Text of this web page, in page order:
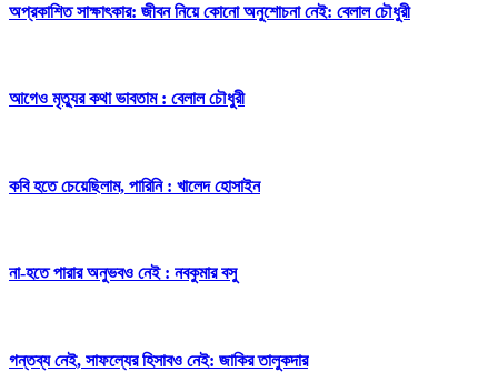
অপ্রকাশিত সাক্ষাৎকার: জীবন নিয়ে কোনো অনুশোচনা নেই: বেলাল চৌধুরী
আগেও মৃত্যুর কথা ভাবতাম : বেলাল চৌধুরী
কবি হতে চেয়েছিলাম, পারিনি : খালেদ হোসাইন
না-হতে পারার অনুভবও নেই : নবকুমার বসু
গন্তব্য নেই, সাফল্যের হিসাবও নেই: জাকির তালুকদার